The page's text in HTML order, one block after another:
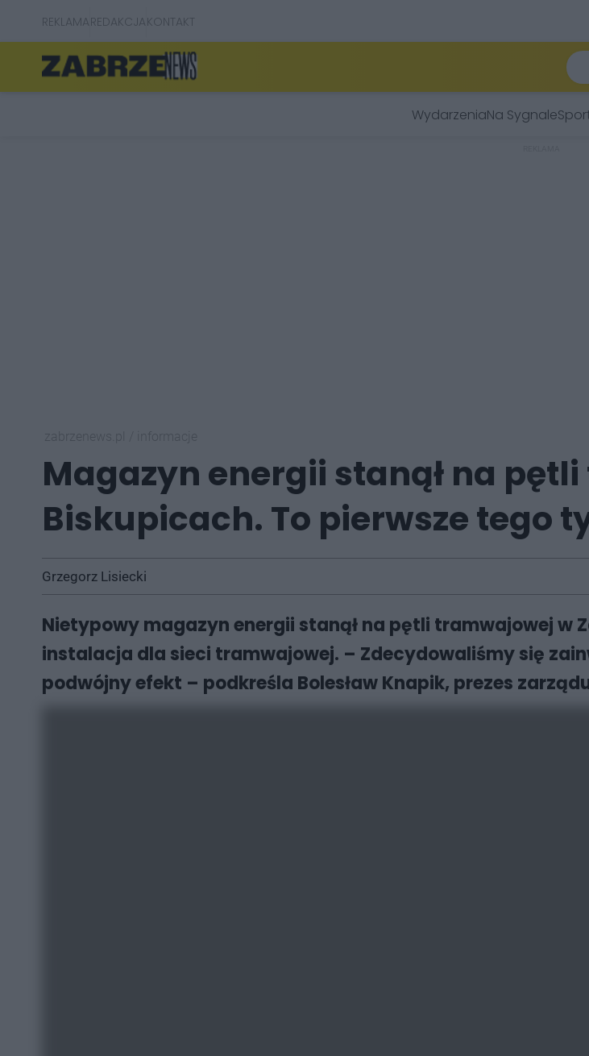
REKLAMAREDAKCJAKONTAKT
WydarzeniaNa Sygnale
Magazyn energii stanął na
Biskupicach. To pierwsze tego
Grzegorz Lisiecki
Nietypowy magazyn energii stanął na pętli tramwajowej w
instalacja dla sieci tramwajowej. – Zdecydowaliśmy się
podwójny efekt – podkreśla Bolesław Knapik, prezes